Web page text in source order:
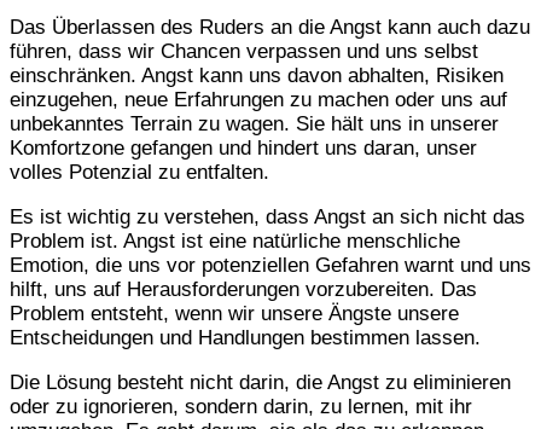
Das Überlassen des Ruders an die Angst kann auch dazu
führen, dass wir Chancen verpassen und uns selbst
einschränken. Angst kann uns davon abhalten, Risiken
einzugehen, neue Erfahrungen zu machen oder uns auf
unbekanntes Terrain zu wagen. Sie hält uns in unserer
Komfortzone gefangen und hindert uns daran, unser
volles Potenzial zu entfalten.
Es ist wichtig zu verstehen, dass Angst an sich nicht das
Problem ist. Angst ist eine natürliche menschliche
Emotion, die uns vor potenziellen Gefahren warnt und uns
hilft, uns auf Herausforderungen vorzubereiten. Das
Problem entsteht, wenn wir unsere Ängste unsere
Entscheidungen und Handlungen bestimmen lassen.
Die Lösung besteht nicht darin, die Angst zu eliminieren
oder zu ignorieren, sondern darin, zu lernen, mit ihr